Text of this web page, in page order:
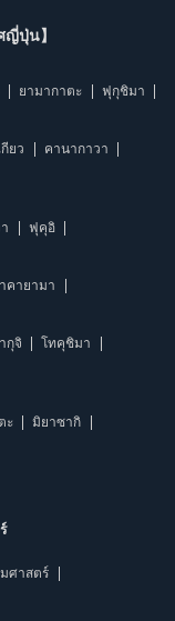
ปุ่น】
ยามากาตะ ฟุกุชิมา
ยว
คานากาวา
ฟุคุอิ
คายามา
กุจิ
โทคุชิมา
ะ
มิยาซากิ
ศาสตร์